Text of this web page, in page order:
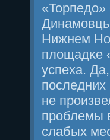
Нижнем
площадκе
успеха.
не
прοблемы
слабых